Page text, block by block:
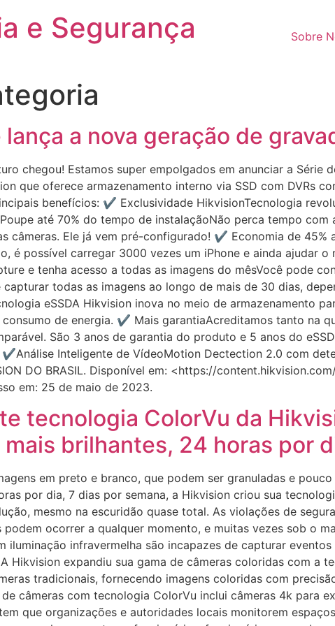
e Segurança Sobre
a nova geração de
chegou! Estamos super empolgados em anunciar a Série
que oferece armazenamento interno via SSD com DVRs
benefícios: ✔ Exclusividade HikvisionTecnologia
até 70% do tempo de instalaçãoNão perca tempo com
câmeras. Ele já vem pré-configurado! ✔ Economia de 45%
é possível carregar 3000 vezes um iPhone e ainda ajudar o
e tenha acesso a todas as imagens do mêsVocê pode
todas as imagens ao longo de mais de 30 dias,
eSSDA Hikvision inova no meio de armazenamento
de energia. ✔ Mais garantiaAcreditamos tanto na
São 3 anos de garantia do produto e 5 anos do
Inteligente de VídeoMotion Dectection 2.0 com
DO BRASIL. Disponível em: <https://
em: 25 de maio de 2023.
tecnologia ColorVu da
brilhantes, 24 horas por
em preto e branco, que podem ser granuladas e
por dia, 7 dias por semana, a Hikvision criou sua
mesmo na escuridão quase total. As violações de
ocorrer a qualquer momento, e muitas vezes sob o
iluminação infravermelha são incapazes de capturar
Hikvision expandiu sua gama de câmeras coloridas com a
tradicionais, fornecendo imagens coloridas com
câmeras com tecnologia ColorVu inclui câmeras 4k para
que organizações e autoridades locais monitorem